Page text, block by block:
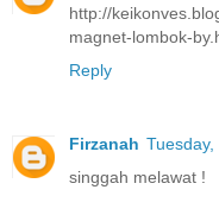
http://
magnet-lombok-
Reply
Firzanah
singgah melawat !